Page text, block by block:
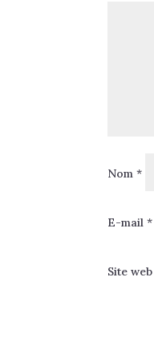
Nom*
E-mail*
Site web